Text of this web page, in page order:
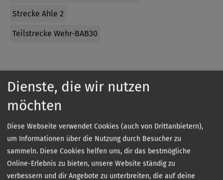
Strecke Ahle 2
Teilstrecke Wehr-BAB30
Else
angeln-inist die interaktive Gewässerkarte für dich und
dein Lieblings-Hobby.
Hol dir jetzt die App kostenlos aufs Handy und finde
Dienste, die wir nutzen
möchten
Diese Webseite verwendet Cookies (auch von Drittanbietern),
um Informationen über die Nutzung durch Besucher zu
sammeln. Diese Cookies helfen uns, dir das bestmögliche
Online-Erlebnis zu bieten, unsere Website ständig zu
verbessern und dir Angebote zu unterbreiten, die auf deine